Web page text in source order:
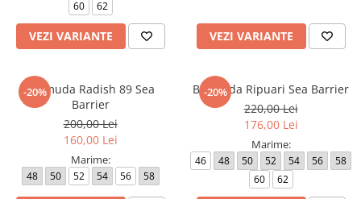
60
62
VEZI VARIANTE VEZI VARIANTE
-20%
Bermuda Radish 89 Sea
Barrier
200,00 Lei
160,00 Lei
Marime:
48 50 52 54 56 58
-20%
Bermuda Ripuari Sea Barrier
220,00 Lei
176,00 Lei
Marime:
46 48 50 52 54 56
58
60
62